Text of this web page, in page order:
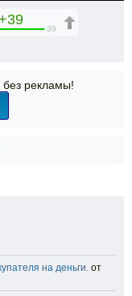
39
рекламы!
на деньги. от